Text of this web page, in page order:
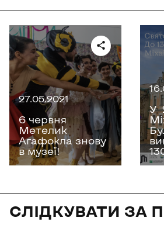
27.05.2021
6 червня
Метелик
Агафокла знову
в музеї!
У
СЛІДКУВАТИ ЗА